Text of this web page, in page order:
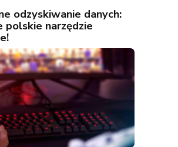
odzyskiwanie danych:
narzędzie